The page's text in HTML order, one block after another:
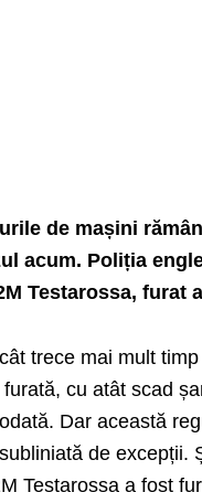
de mașini
acum. Poliția
Testarossa, furat
trece mai mult
cu atât scad
Dar această
de excepții.
Testarossa a fost